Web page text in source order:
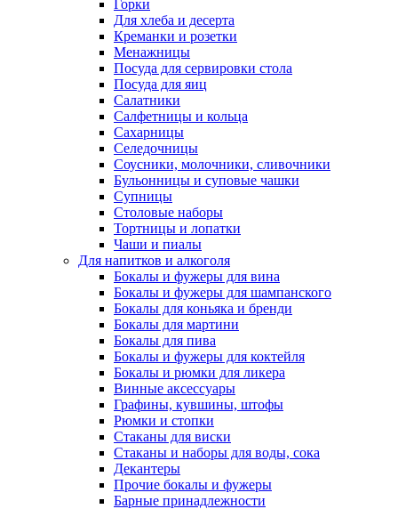
Горки
Для хлеба и десерта
Креманки и розетки
Менажницы
Посуда для сервировки стола
Посуда для яиц
Салатники
Салфетницы и кольца
Сахарницы
Селедочницы
Соусники, молочники, сливочники
Бульонницы и суповые чашки
Супницы
Столовые наборы
Тортницы и лопатки
Чаши и пиалы
Для напитков и алкоголя
Бокалы и фужеры для вина
Бокалы и фужеры для шампанского
Бокалы для коньяка и бренди
Бокалы для мартини
Бокалы для пива
Бокалы и фужеры для коктейля
Бокалы и рюмки для ликера
Винные аксессуары
Графины, кувшины, штофы
Рюмки и стопки
Стаканы для виски
Стаканы и наборы для воды, сока
Декантеры
Прочие бокалы и фужеры
Барные принадлежности